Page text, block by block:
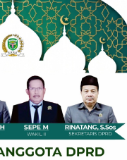
melaksanakan
dan berdasarkan
yang
memenuhi hajat